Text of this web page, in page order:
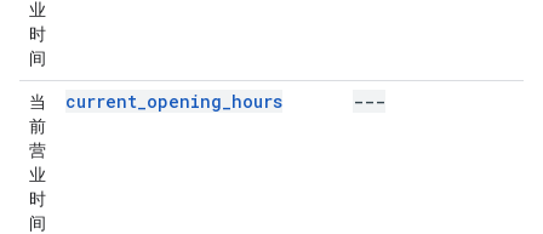
业
时
间
当
前
营
业
时
间
current_opening_hours ---